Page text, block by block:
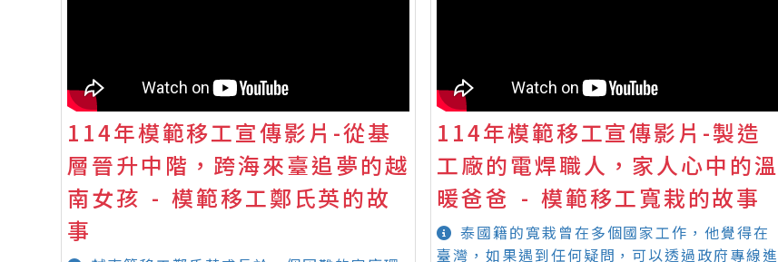
114年模範移工宣傳影片-從基
層晉升中階，跨海來臺追夢的越
南女孩 - 模範移工鄭氏英的故
事
114年模範移工宣傳影片-製造
工廠的電焊職人，家人心中的溫
暖爸爸 - 模範移工寬栽的故事
泰國籍的寬栽曾在多個國家工作，他覺得在
臺灣，如果遇到任何疑問，可以透過政府專線進